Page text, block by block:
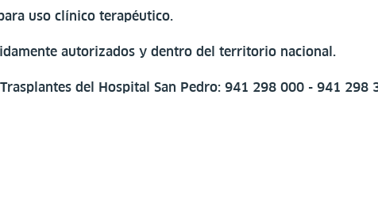
uso clínico terapéutico.
autorizados y dentro del territorio nacional.
del Hospital San Pedro: 941 298 000 - 941 298